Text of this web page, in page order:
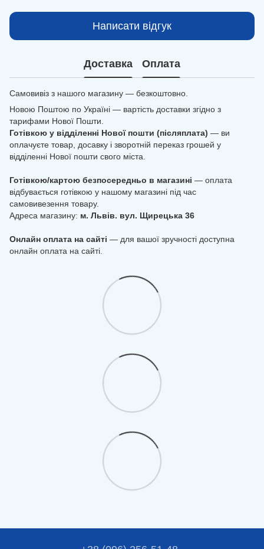
Написати відгук
Доставка Оплата
Самовивіз з нашого магазину — безкоштовно.
Новою Поштою по Україні — вартість доставки згідно з
тарифами Нової Пошти.
Готівкою у відділенні Нової пошти (післяплата) — ви
оплачуєте товар, досавку і зворотній переказ грошей у
відділенні Нової пошти свого міста.
Готівкою/картою безпосередньо в магазині — оплата
відбувається готівкою у нашому магазині під час
самовивезення товару.
Адреса магазину: м. Львів. вул. Щирецька 36
Онлайн оплата на сайті — для вашої зручності доступна
онлайн оплата на сайті.